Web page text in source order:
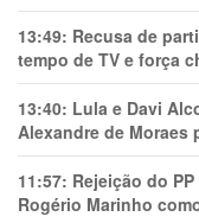
13:49: Recusa de
tempo de TV e força
13:40: Lula e Davi
Alexandre de Moraes
11:57: Rejeição do
Rogério Marinho